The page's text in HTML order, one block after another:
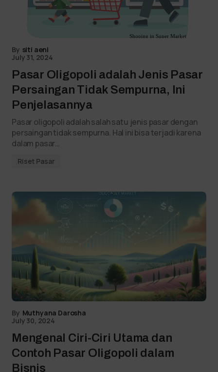
By siti aeni
July 31, 2024
Pasar Oligopoli adalah Jenis Pasar
Persaingan Tidak Sempurna, Ini
Penjelasannya
Pasar oligopoli adalah salah satu jenis pasar dengan
persaingan tidak sempurna. Hal ini bisa terjadi karena
dalam pasar…
Riset Pasar
By Muthyana Darosha
July 30, 2024
Mengenal Ciri-Ciri Utama dan
Contoh Pasar Oligopoli dalam
Bisnis